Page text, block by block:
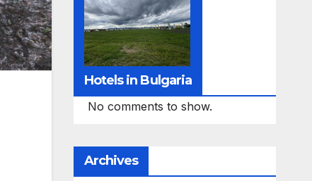
Hotels in Bulgaria
No comments to show.
Archives